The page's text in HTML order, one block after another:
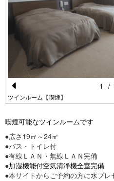
Pr
vi
o
u
s
ツインルーム【喫煙】
1 /
喫煙可能なツインルームです
●広さ19㎡～24㎡
●バス・トイレ付
●有線ＬＡＮ・無線ＬＡＮ完備
●加湿機能付空気清浄機全室完備
●本サイトからご予約の方に水プレ